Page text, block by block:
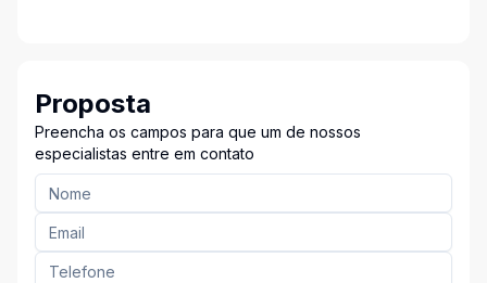
Proposta
Preencha os campos para que um de nossos
especialistas entre em contato